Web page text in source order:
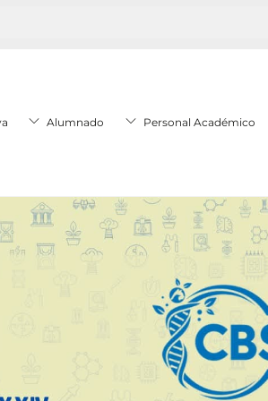
Alumnado Personal Académico